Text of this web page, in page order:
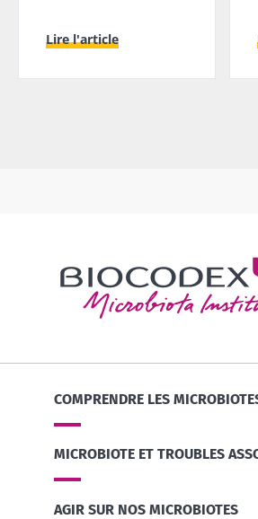
Lire l'article
COMPRENDRE LES
MICROBIOTE ET TROUBLES
AGIR SUR NOS MICROBIOTES